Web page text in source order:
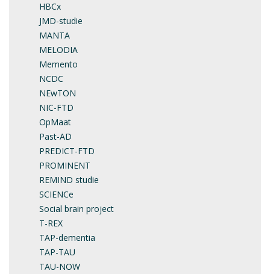
HBCx
JMD-studie
MANTA
MELODIA
Memento
NCDC
NEwTON
NIC-FTD
OpMaat
Past-AD
PREDICT-FTD
PROMINENT
REMIND studie
SCIENCe
Social brain project
T-REX
TAP-dementia
TAP-TAU
TAU-NOW